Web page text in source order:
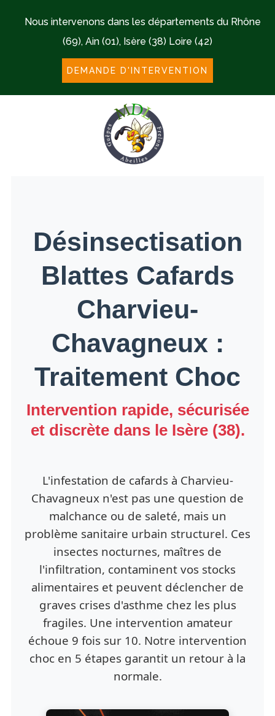
Nous intervenons dans les départements du Rhône
(69), Ain (01), Isère (38) Loire (42)
DEMANDE D'INTERVENTION
Désinsectisation
Blattes Cafards
Charvieu-
Chavagneux :
Traitement Choc
Intervention rapide, sécurisée
et discrète dans le Isère (38).
L'infestation de cafards à Charvieu-
Chavagneux n'est pas une question de
malchance ou de saleté, mais un
problème sanitaire urbain structurel. Ces
insectes nocturnes, maîtres de
l'infiltration, contaminent vos stocks
alimentaires et peuvent déclencher de
graves crises d'asthme chez les plus
fragiles. Une intervention amateur
échoue 9 fois sur 10. Notre intervention
choc en 5 étapes garantit un retour à la
normale.